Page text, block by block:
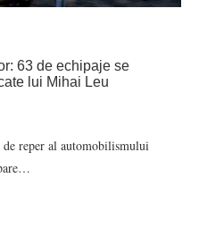
63 de echipaje se
lui Mihai Leu
reper al automobilismului